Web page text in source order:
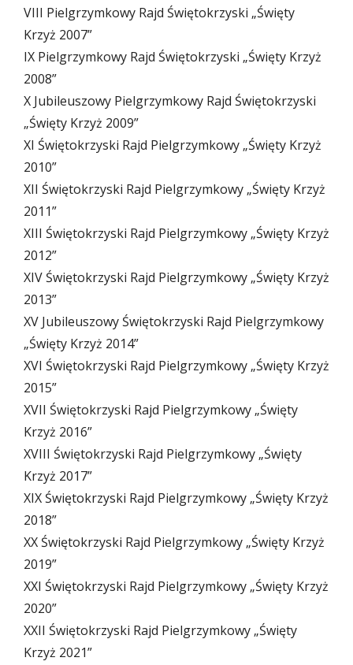
VIII Pielgrzymkowy Rajd Świętokrzyski „Święty
Krzyż 2007”
IX Pielgrzymkowy Rajd Świętokrzyski „Święty Krzyż
2008”
X Jubileuszowy Pielgrzymkowy Rajd Świętokrzyski
„Święty Krzyż 2009”
XI Świętokrzyski Rajd Pielgrzymkowy „Święty Krzyż
2010”
XII Świętokrzyski Rajd Pielgrzymkowy „Święty Krzyż
2011”
XIII Świętokrzyski Rajd Pielgrzymkowy „Święty Krzyż
2012”
XIV Świętokrzyski Rajd Pielgrzymkowy „Święty Krzyż
2013”
XV Jubileuszowy Świętokrzyski Rajd Pielgrzymkowy
„Święty Krzyż 2014”
XVI Świętokrzyski Rajd Pielgrzymkowy „Święty Krzyż
2015”
XVII Świętokrzyski Rajd Pielgrzymkowy „Święty
Krzyż 2016”
XVIII Świętokrzyski Rajd Pielgrzymkowy „Święty
Krzyż 2017”
XIX Świętokrzyski Rajd Pielgrzymkowy „Święty Krzyż
2018”
XX Świętokrzyski Rajd Pielgrzymkowy „Święty Krzyż
2019”
XXI Świętokrzyski Rajd Pielgrzymkowy „Święty Krzyż
2020”
XXII Świętokrzyski Rajd Pielgrzymkowy „Święty
Krzyż 2021”